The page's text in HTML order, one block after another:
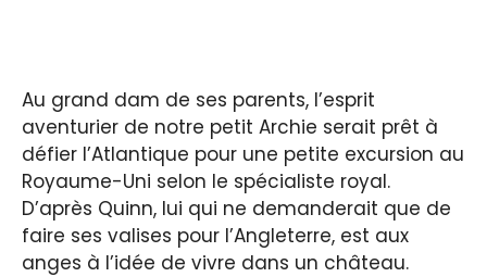
Au grand dam de ses parents, l’esprit
aventurier de notre petit Archie serait prêt à
défier l’Atlantique pour une petite excursion au
Royaume-Uni selon le spécialiste royal.
D’après Quinn, lui qui ne demanderait que de
faire ses valises pour l’Angleterre, est aux
anges à l’idée de vivre dans un château.